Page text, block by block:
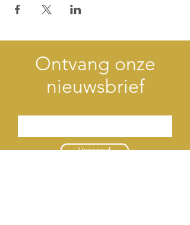
Ontvang onze
nieuwsbrief
Verzend